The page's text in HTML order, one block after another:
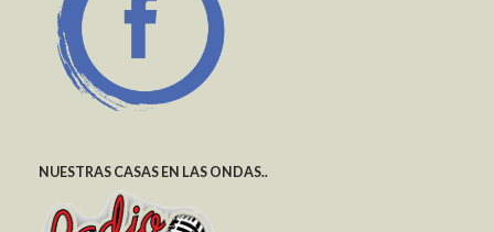
NUESTRAS CASAS EN LAS ONDAS..